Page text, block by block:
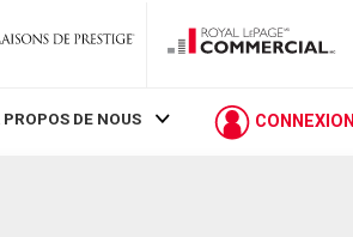
PROPOS DE NOUS CONNEXION